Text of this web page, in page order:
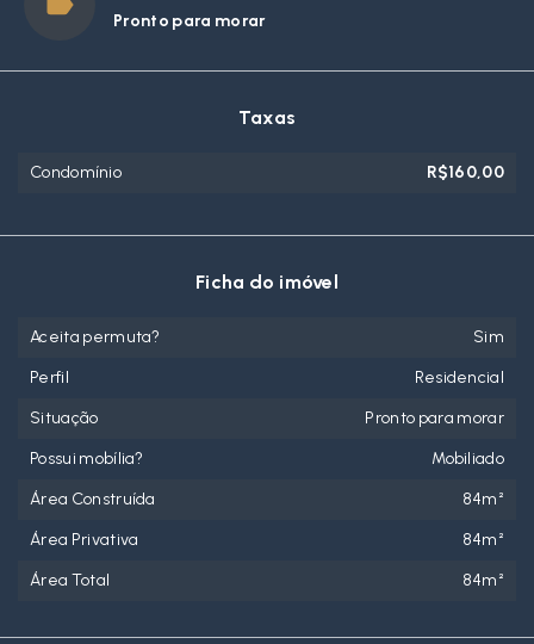
Pronto para morar
Taxas
Condomínio R$160,00
Ficha do imóvel
Aceita permuta?
Sim
Perfil
Residencial
Situação
Pronto para morar
Possui mobília?
Mobiliado
Área Construída
84m²
Área Privativa
84m²
Área Total
84m²